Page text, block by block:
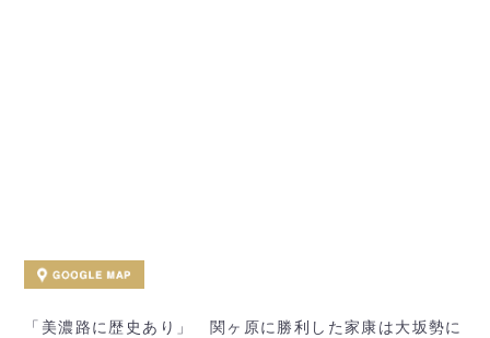
「美濃路に歴史あり」 関ヶ原に勝利した家康は大坂勢に